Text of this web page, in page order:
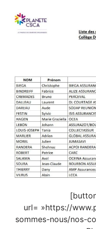
url= »https://
sommes-nous/nos-